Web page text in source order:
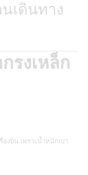
เดินทาง
รงเหล็ก
งบิน เพราะน้ำหนักเบา